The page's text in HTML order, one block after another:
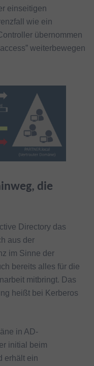
einseitigen
wie ein
übernommen
weiterbewegen
die
Directory das
aus der
im Sinne der
bereits alles für die
mitbringt. Das
heißt bei Kerberos
in AD-
initial beim
erhält ein